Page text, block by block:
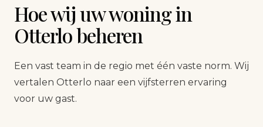
Hoe wij uw woning in
Otterlo beheren
Een vast team in de regio met één vaste norm. Wij
vertalen Otterlo naar een vijfsterren ervaring
voor uw gast.